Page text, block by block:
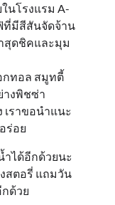
นโรงแรม A-
ที่มีสีสันจัดจ้าน
สุดชิคและมุม
กทอล สมูทตี้
างพิชซ่า
เราขอนำแนะ
ร่อย
ำได้อีกด้วยนะ
สตอรี่ แถมวัน
กด้วย